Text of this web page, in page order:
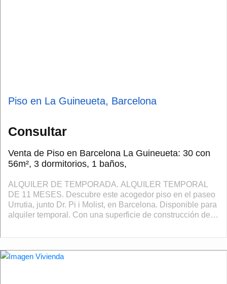
Piso en La Guineueta, Barcelona
Consultar
Venta de Piso en Barcelona La Guineueta: 30 con
56m², 3 dormitorios, 1 baños,
ALQUILER DE TEMPORADA. ALQUILER TEMPORAL
DE 11 MESES. Descubre este acogedor piso en el paseo
Urrutia, junto Dr. Pi i Molist, en Barcelona. Disponible para
alquiler temporal. Con una superficie de construcción de